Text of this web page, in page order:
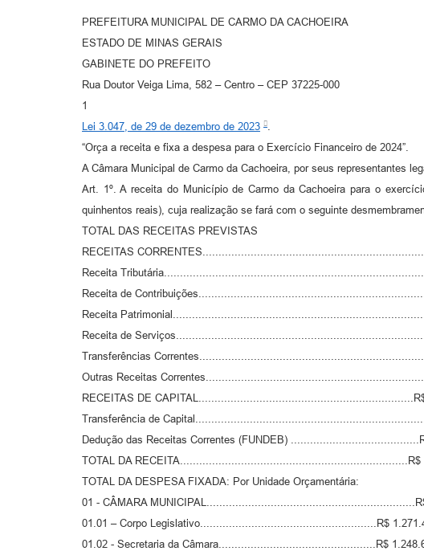
PREFEITURA MUNICIPAL DE CARMO DA CACHOEIRA
ESTADO DE MINAS GERAIS
GABINETE DO PREFEITO
Rua Doutor Veiga Lima, 582 – Centro – CEP 37225-000
1
Lei 3.047, de 29 de dezembro de 2023
“Orça a receita e fixa a despesa para o Exercício Financeiro de 2024”.
A Câmara Municipal de Carmo da Cachoeira, por seus representantes
Art. 1º. A receita do Município de Carmo da Cachoeira para o
quinhentos reais), cuja realização se fará com o seguinte
TOTAL DAS RECEITAS PREVISTAS
RECEITAS
Receita
Receita de
Receita
Receita de
Transferências
Outras Receitas
RECEITAS DE
Transferência de
Dedução das Receitas Correntes (FUNDEB)
TOTAL DA RECEITA.......................................................................R$
TOTAL DA DESPESA FIXADA: Por Unidade Orçamentária:
01 - CÂMARA
01.01 – Corpo Legislativo.......................................................R$
01.02 - Secretaria da Câmara.................................................R$